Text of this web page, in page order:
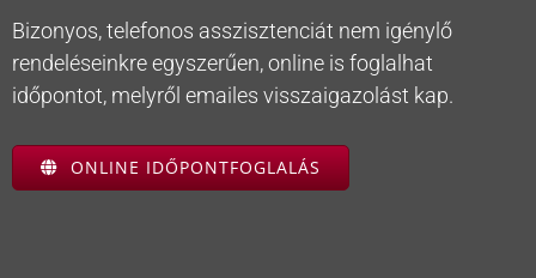
Bizonyos, telefonos asszisztenciát nem igénylő
rendeléseinkre egyszerűen, online is foglalhat
időpontot, melyről emailes visszaigazolást kap.
ONLINE IDŐPONTFOGLALÁS